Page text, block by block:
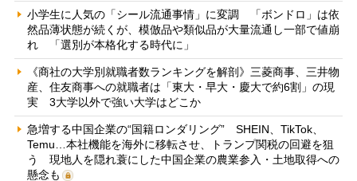
小学生に人気の「シール流通事情」に変調 「ボンドロ」は依
然品薄状態が続くが、模倣品や類似品が大量流通し一部で値崩
れ 「選別が本格化する時代に」
《商社の大学別就職者数ランキングを解剖》三菱商事、三井物
産、住友商事への就職者は「東大・早大・慶大で約6割」の現
実 3大学以外で強い大学はどこか
急増する中国企業の“国籍ロンダリング” SHEIN、TikTok、
Temu…本社機能を海外に移転させ、トランプ関税の回避を狙
う 現地人を隠れ蓑にした中国企業の農業参入・土地取得への
懸念も